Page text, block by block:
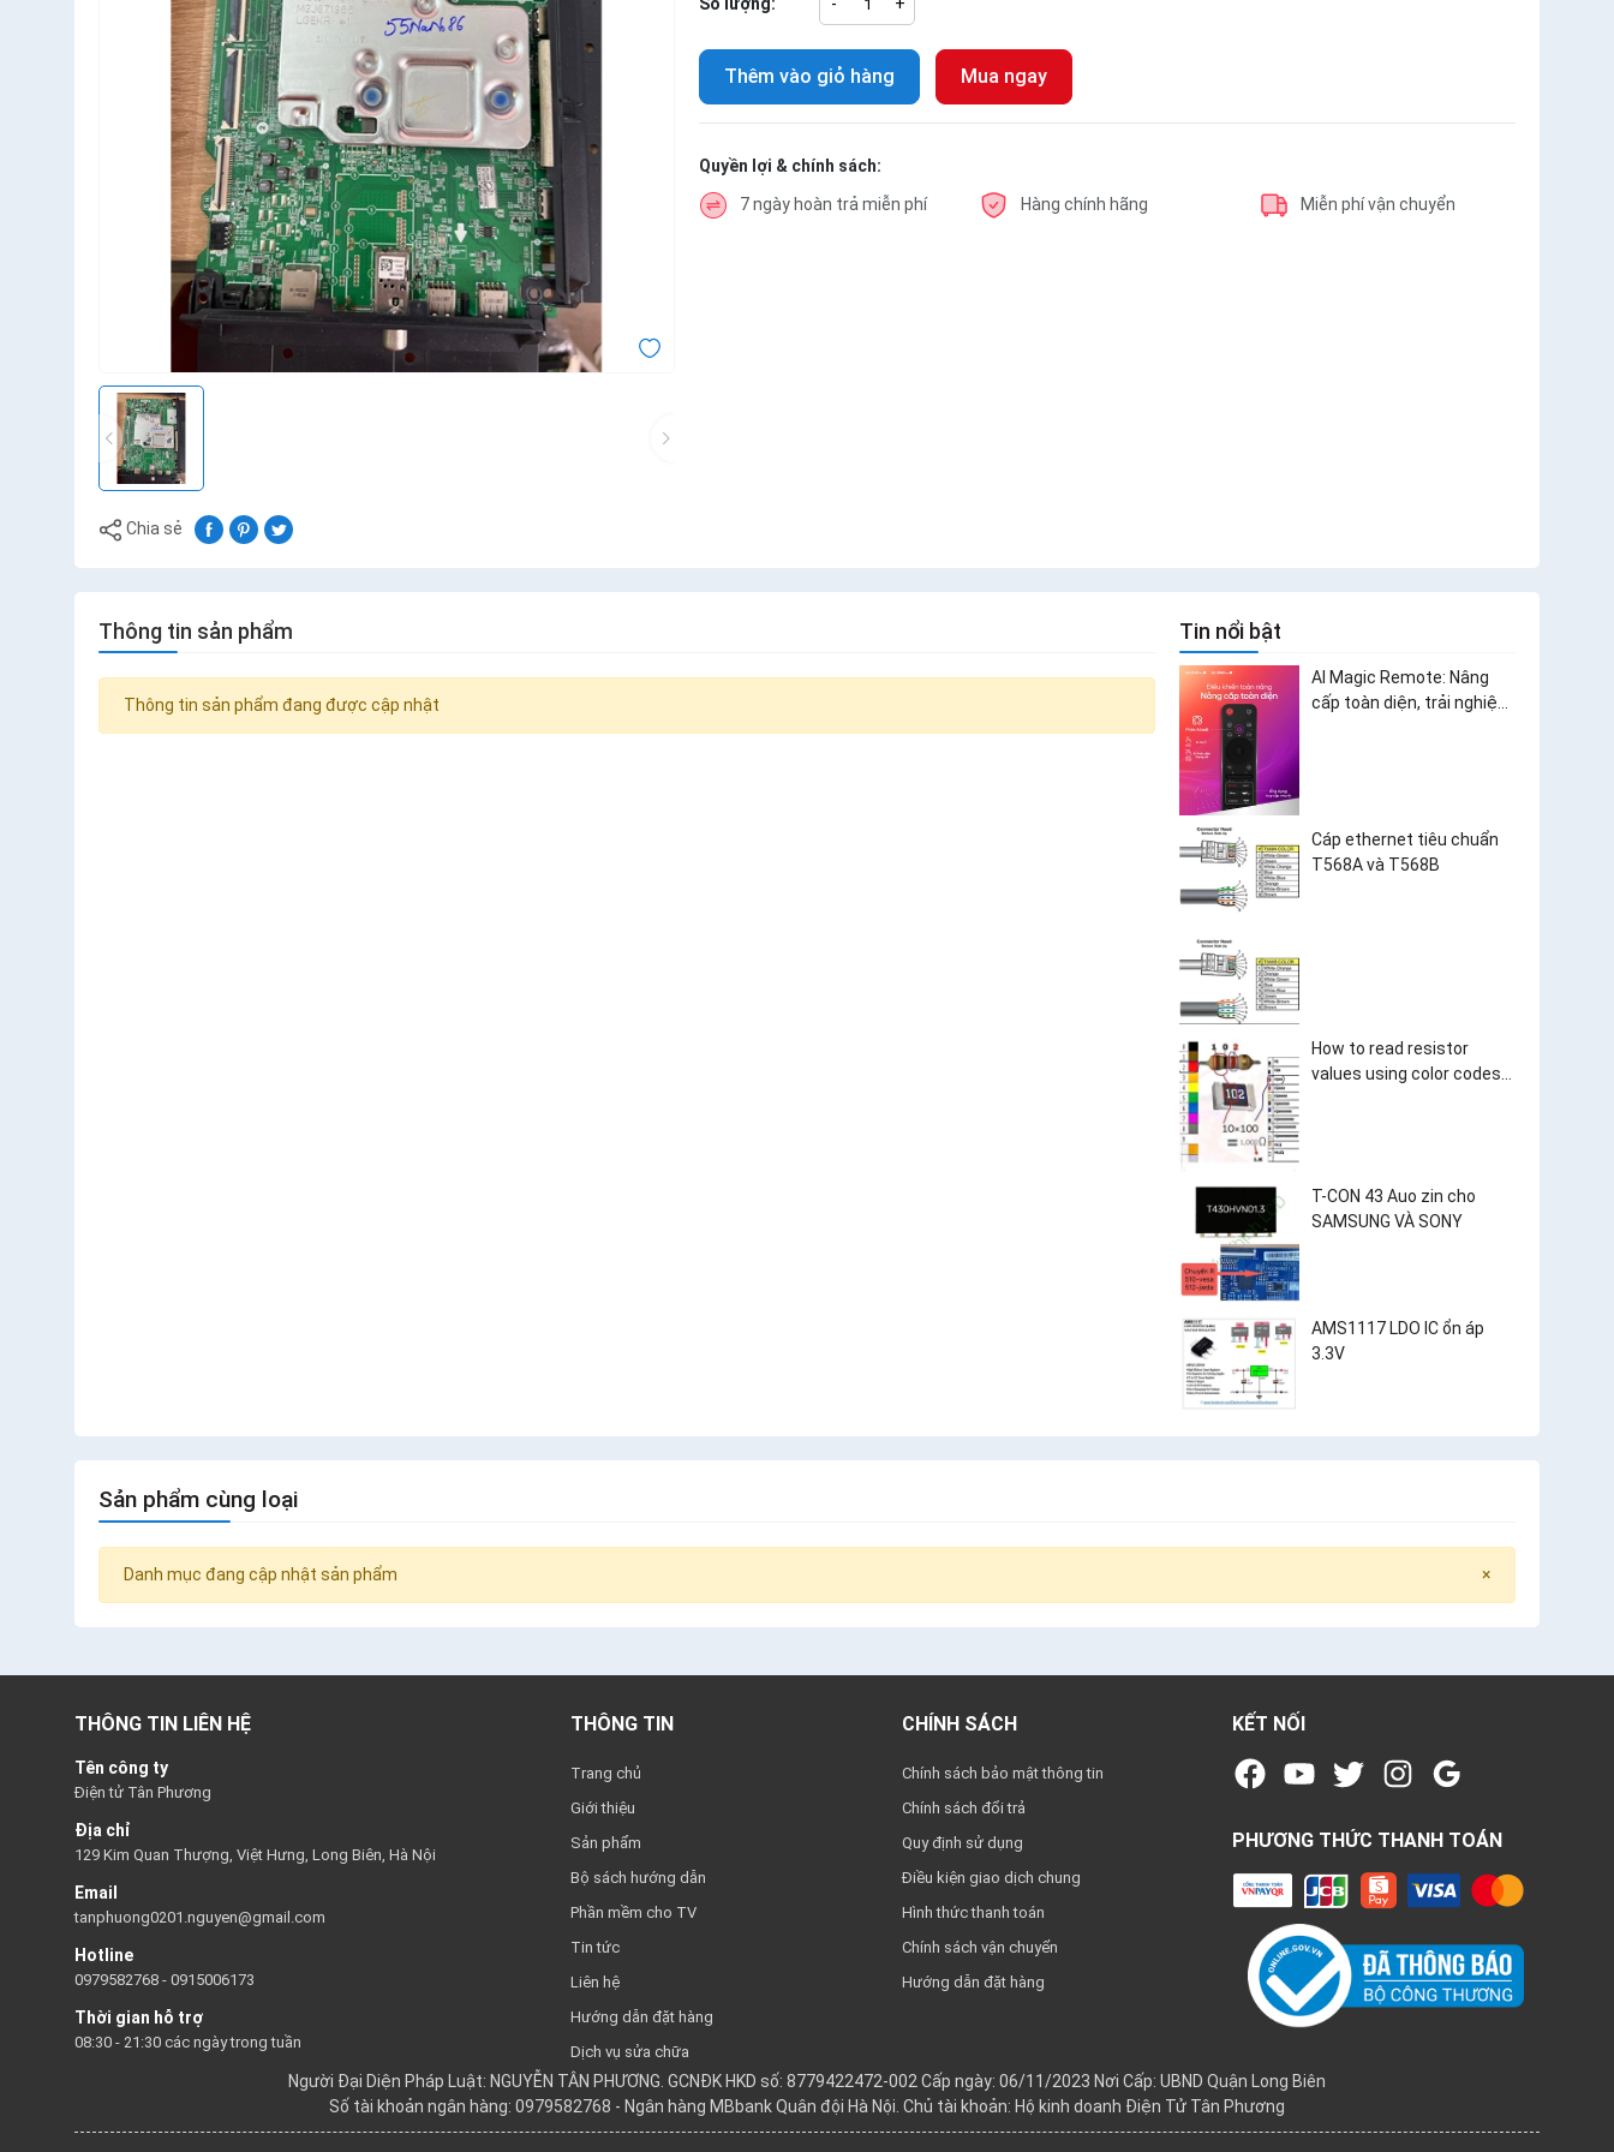
Chia sẻ
Thêm vào giỏ hàng Mua ngay
Quyền lợi & chính sách:
7 ngày hoàn trả miễn phí Hàng chính hãng Miễn phí vận chuyển
Thông tin sản phẩm
Thông tin sản phẩm đang được cập nhật
Tin nổi bật
AI Magic Remote: Nâng
cấp toàn diện, trải nghiệm
Cáp ethernet tiêu chuẩn
T568A và T568B
How to read resistor
values using color codes
T-CON 43 Auo zin cho
SAMSUNG VÀ SONY
AMS1117 LDO IC ổn áp
3.3V
Sản phẩm cùng loại
×
Danh mục đang cập nhật sản phẩm
THÔNG TIN LIÊN HỆ
Tên công ty
Điện tử Tân Phương
Địa chỉ
129 Kim Quan Thượng, Việt Hưng, Long Biên, Hà Nội
Email
tanphuong0201.nguyen@gmail.com
Hotline
0979582768 - 0915006173
Thời gian hỗ trợ
08:30 - 21:30 các ngày trong tuần
THÔNG TIN
Trang chủ
Giới thiệu
Sản phẩm
Bộ sách hướng dẫn
Phần mềm cho TV
Tin tức
Liên hệ
Hướng dẫn đặt hàng
Dịch vụ sửa chữa
CHÍNH SÁCH
Chính sách bảo mật thông tin
Chính sách đổi trả
Quy định sử dụng
Điều kiện giao dịch chung
Hình thức thanh toán
Chính sách vận chuyển
Hướng dẫn đặt hàng
KẾT NỐI
PHƯƠNG THỨC THANH TOÁN
Người Đại Diện Pháp Luật: NGUYỄN TÂN PHƯƠNG. GCNĐK HKD số: 8779422472-002 Cấp ngày: 06/11/2023 Nơi Cấp: UBND Quận Long Biên
Số tài khoản ngân hàng: 0979582768 - Ngân hàng MBbank Quân đội Hà Nội. Chủ tài khoản: Hộ kinh doanh Điện Tử Tân Phương